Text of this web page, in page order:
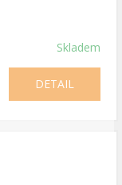
Skladem
DETAIL